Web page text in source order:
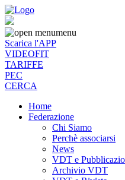
menu
Scarica l'APP
VIDEOFIT
TARIFFE
PEC
CERCA
Home
Federazione
Chi Siamo
Perchè associarsi
News
VDT e
Archivio VDT